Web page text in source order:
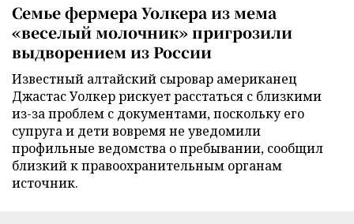
Семье фермера Уолкера из мема
«веселый молочник» пригрозили
выдворением из России
Известный алтайский сыровар американец
Джастас Уолкер рискует расстаться с близкими
из-за проблем с документами, поскольку его
супруга и дети вовремя не уведомили
профильные ведомства о пребывании, сообщил
близкий к правоохранительным органам
источник.